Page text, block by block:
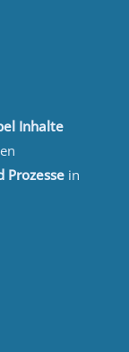
Inhalte
Prozessein